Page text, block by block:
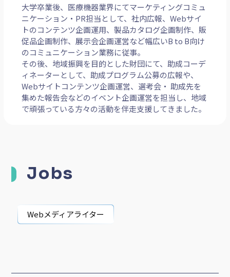
大学卒業後、医療機器業界にてマーケティングコミュ
ニケーション・PR担当として、社内広報、Webサイ
トのコンテンツ企画運用、製品カタログ企画制作、販
促品企画制作、展示会企画運営など幅広いB to B向け
のコミュニケーション業務に従事。
その後、地域振興を目的とした財団にて、助成コーデ
ィネーターとして、助成プログラム公募の広報や、
Webサイトコンテンツ企画運営、選考会・ 助成先を
集めた報告会などのイベント企画運営を担当し、地域
で頑張っている方々の活動を伴走支援してきました。
Jobs
Webメディアライター